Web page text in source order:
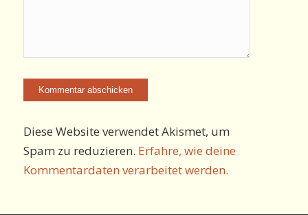
Diese Website verwendet Akismet, um
Spam zu reduzieren. Erfahre, wie deine
Kommentardaten verarbeitet werden.